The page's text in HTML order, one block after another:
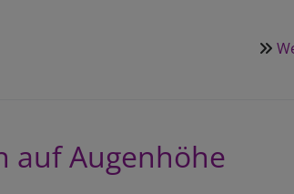
auf Augenhöhe